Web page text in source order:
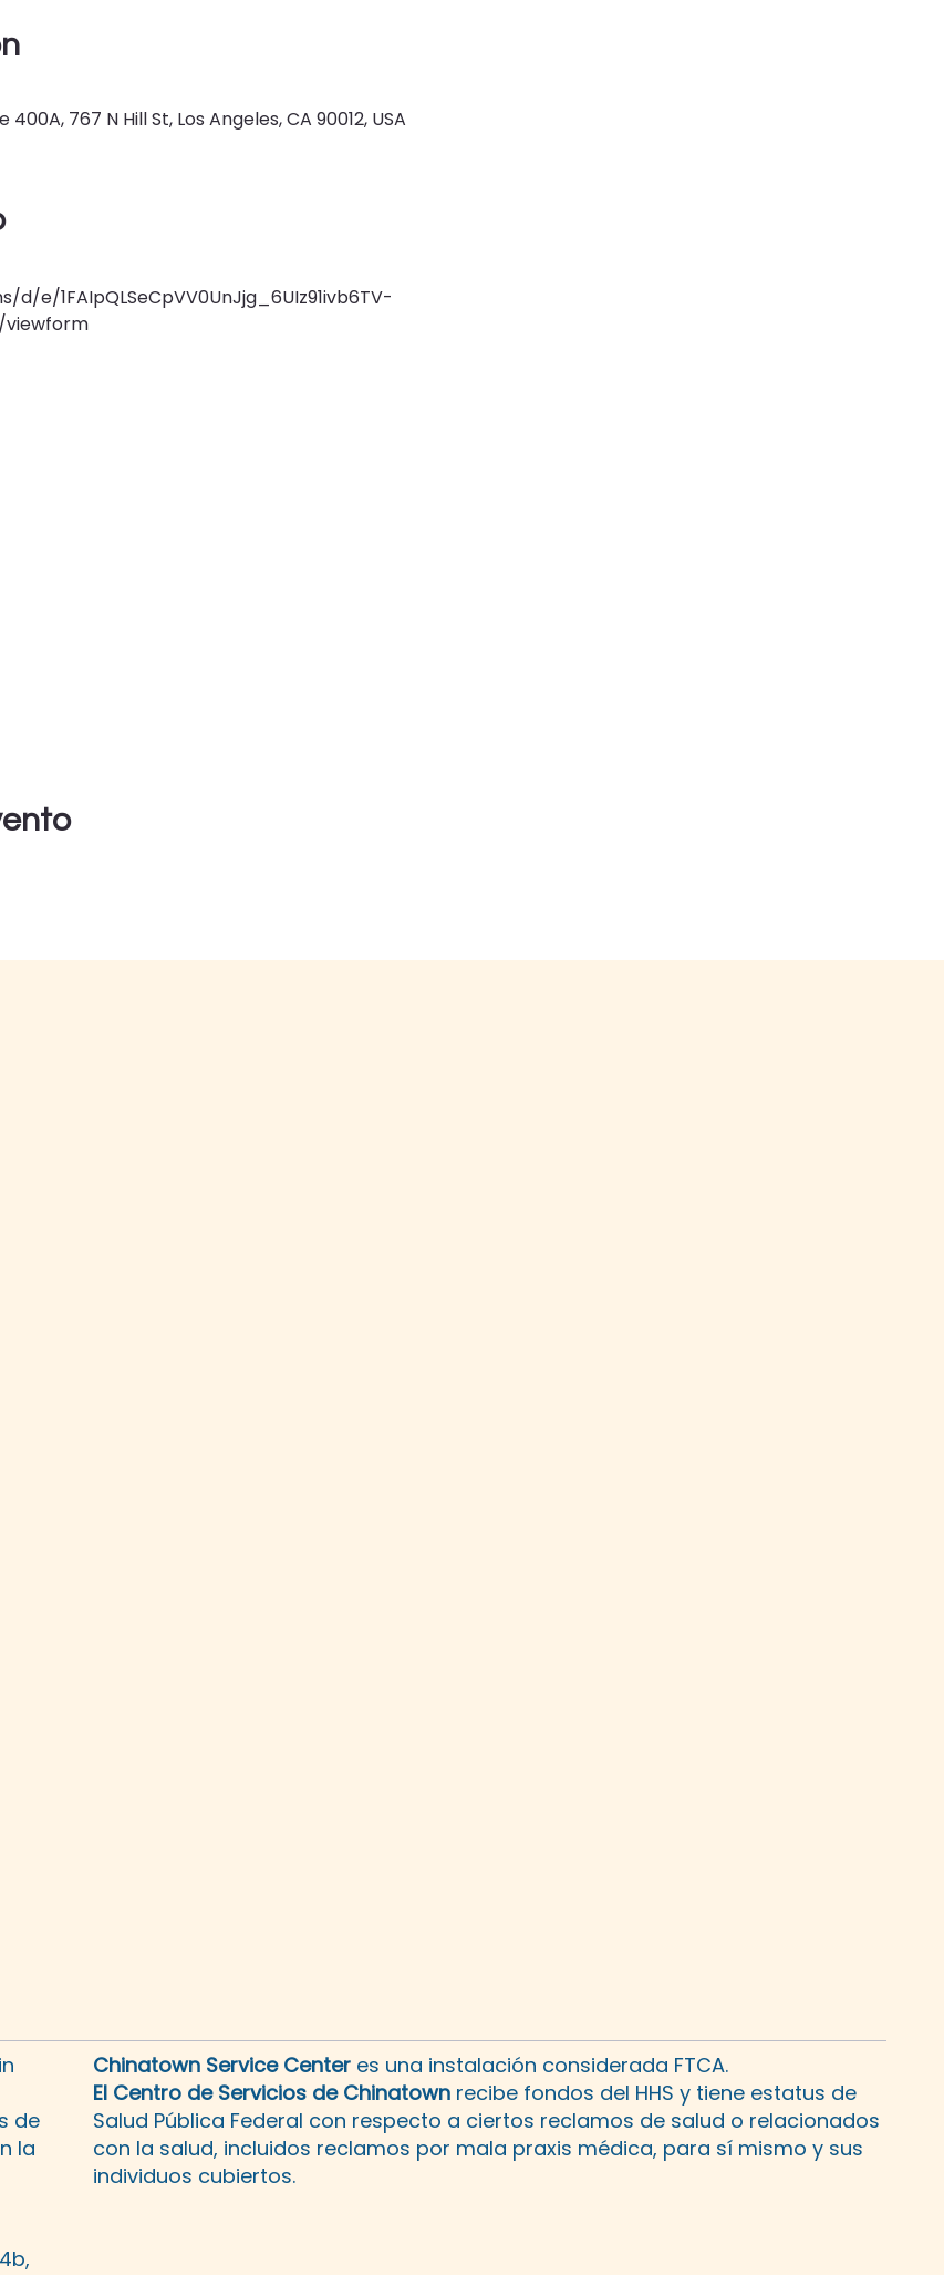
767 N Hill St, Los Angeles, CA 90012, USA
e/1FAIpQLSeCpVV0UnJjg_6UIz91ivb6TV-
viewform
de
la
Chinatown Service Center es una instalación considerada FTCA.
El Centro de Servicios de Chinatown recibe fondos del HHS y tiene estatus de
Salud Pública Federal con respecto a ciertos reclamos de salud o relacionados
con la salud, incluidos reclamos por mala praxis médica, para sí mismo y sus
individuos cubiertos.